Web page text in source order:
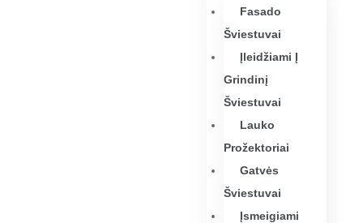
Fasado
Šviestuvai
Įleidžiami Į
Grindinį
Šviestuvai
Lauko
Prožektoriai
Gatvės
Šviestuvai
Įsmeigiami